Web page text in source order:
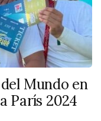
Mundo en
París 2024